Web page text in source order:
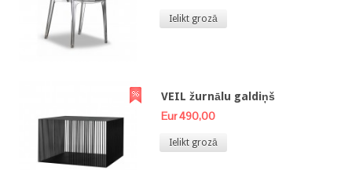
Ielikt grozā
VEIL žurnālu galdiņš
Eur 490,00
Ielikt grozā